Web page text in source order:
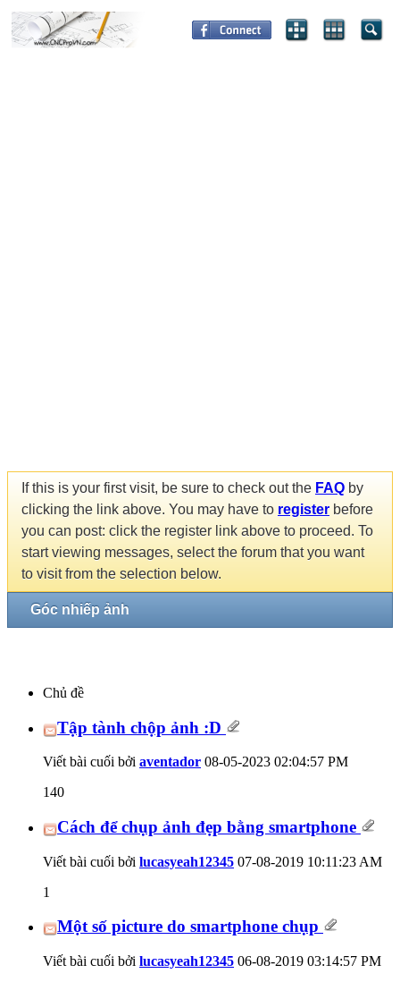
If this is your first visit, be sure to check out the FAQ by
clicking the link above. You may have to register before
you can post: click the register link above to proceed. To
start viewing messages, select the forum that you want
to visit from the selection below.
Góc nhiếp ảnh
Chủ đề
Tập tành chộp ảnh :D
Viết bài cuối bởi aventador 08-05-2023 02:04:57 PM
140
Cách để chụp ảnh đẹp bằng smartphone
Viết bài cuối bởi lucasyeah12345 07-08-2019 10:11:23 AM
1
Một số picture do smartphone chụp
Viết bài cuối bởi lucasyeah12345 06-08-2019 03:14:57 PM